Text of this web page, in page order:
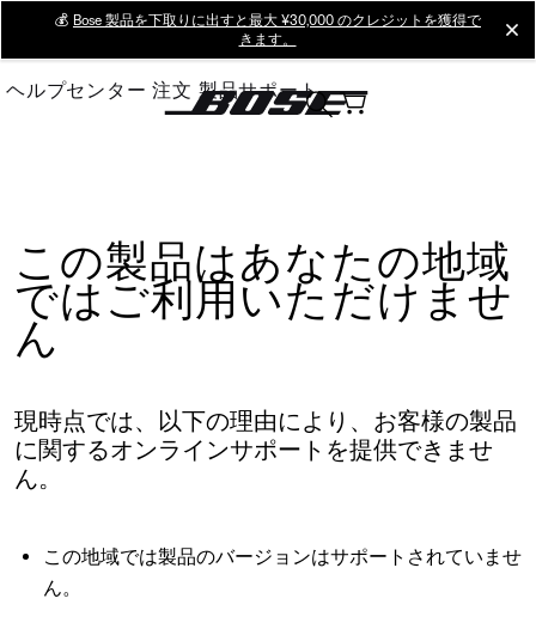
Main
💰 Bose 製品を下取りに出すと最大 ¥30,000 のクレジットを獲得で
きます。
ヘルプセンター 注文 製品サポート
この製品はあなたの地域
ではご利用いただけませ
ん
現時点では、以下の理由により、お客様の製品
に関するオンラインサポートを提供できませ
ん。
この地域では製品のバージョンはサポートされていませ
ん。